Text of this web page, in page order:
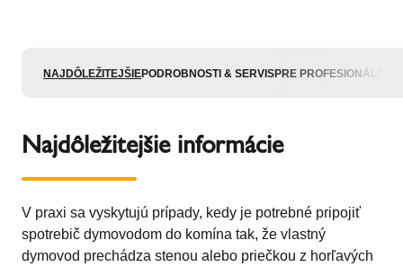
NAJDÔLEŽITEJŠIEPODROBNOSTI & SERVISPRE PROFESIONÁLOV
Najdôležitejšie informácie
V praxi sa vyskytujú prípady, kedy je potrebné pripojiť
spotrebič dymovodom do komína tak, že vlastný
dymovod prechádza stenou alebo priečkou z horľavých